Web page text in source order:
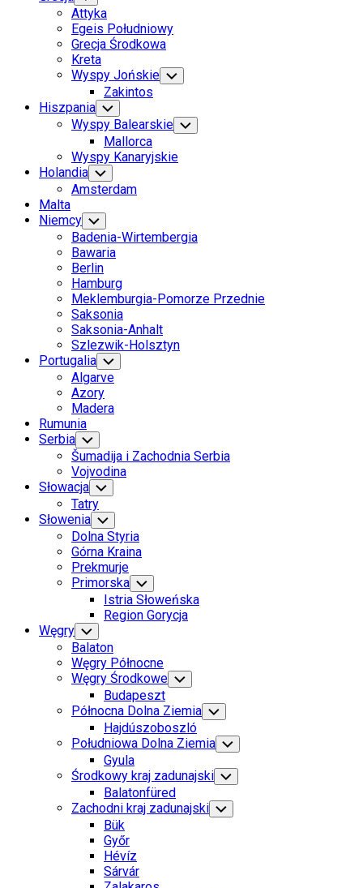
Child
Menu
Attyka
Egeis Południowy
Grecja Środkowa
Kreta
Wyspy Jońskie Toggle
Child
Zakintos
Hiszpania Toggle
Child
Menu
Wyspy Balearskie Toggle
Child
Mallorca
Wyspy Kanaryjskie
Holandia Toggle
Child
Menu
Amsterdam
Malta
Niemcy Toggle
Child
Menu
Badenia-Wirtembergia
Bawaria
Berlin
Hamburg
Meklemburgia-Pomorze Przednie
Saksonia
Saksonia-Anhalt
Szlezwik-Holsztyn
Portugalia Toggle
Child
Menu
Algarve
Azory
Madera
Rumunia
Serbia Toggle
Child
Menu
Šumadija i Zachodnia Serbia
Vojvodina
Słowacja Toggle
Child
Menu
Tatry
Słowenia Toggle
Child
Menu
Dolna Styria
Górna Kraina
Prekmurje
Primorska Toggle
Child
Menu
Istria Słoweńska
Region Gorycja
Current
Page
Parent
Węgry Toggle
Child
Menu
Balaton
Węgry Północne
Węgry Środkowe Toggle
Child
Menu
Budapeszt
Current
Page
Parent
Północna Dolna Ziemia Toggle
Child
Menu
Current
Page:
Hajdúszoboszló
Południowa Dolna Ziemia Toggle
Child
Menu
Gyula
Środkowy kraj zadunajski Toggle
Child
Menu
Balatonfüred
Zachodni kraj zadunajski Toggle
Child
Bük
Győr
Hévíz
Sárvár